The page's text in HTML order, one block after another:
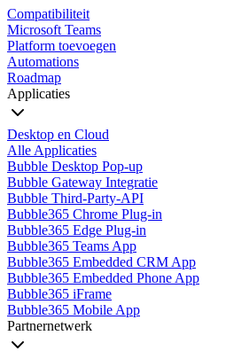
Compatibiliteit
Microsoft Teams
Platform toevoegen
Automations
Roadmap
Applicaties
Desktop en Cloud
Alle Applicaties
Bubble Desktop Pop-up
Bubble Gateway Integratie
Bubble Third-Party-API
Bubble365 Chrome Plug-in
Bubble365 Edge Plug-in
Bubble365 Teams App
Bubble365 Embedded CRM App
Bubble365 Embedded Phone App
Bubble365 iFrame
Bubble365 Mobile App
Partnernetwerk